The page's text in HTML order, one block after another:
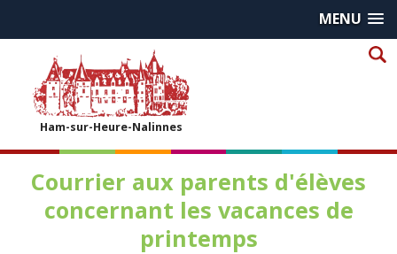
MENU
Ham-sur-Heure-Nalinnes
Courrier aux parents d'élèves
concernant les vacances de
printemps